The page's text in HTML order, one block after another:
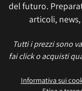
del futuro.
articoli,
Tutti i prezzi sono
fai click o acquisti
Informativa sui